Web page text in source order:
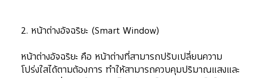
2. หน้าต่างอัจฉริยะ (Smart Window)
หน้าต่างอัจฉริยะ คือ หน้าต่างที่สามารถปรับเปลี่ยนความ
โปร่งใสได้ตามต้องการ ทำให้สามารถควบคุมปริมาณแสงและ